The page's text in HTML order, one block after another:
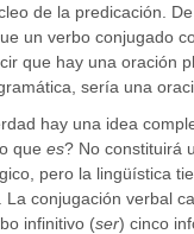
de la predicación.
un verbo conjugado
que hay una oración
sería una
hay una idea
quees? No constituirá
pero la lingüística
La conjugación verbal
infinitivo (ser) cinco